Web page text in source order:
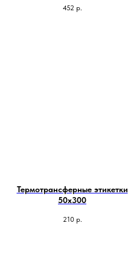
452 р.
Термотрансферные этикетки
50х300
210 р.